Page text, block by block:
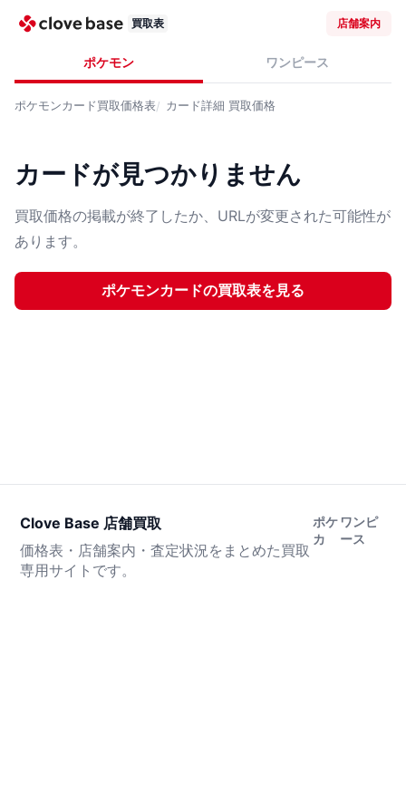
買取表 店舗案内
ポケモン ワンピース
ポケモンカード買取価格表 カード詳細 買取価格
カードが見つかりません
買取価格の掲載が終了したか、URLが変更された可能性が
あります。
ポケモンカードの買取表を見る
Clove Base 店舗買取
価格表・店舗案内・査定状況をまとめた買取
専用サイトです。
ポケ
カ
ワンピ
ース